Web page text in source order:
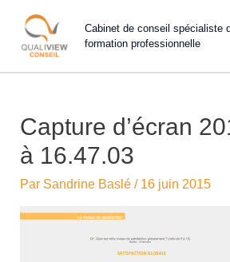
Cabinet de conseil spécialiste
formation professionnelle
Capture d’écran
à 16.47.03
Par Sandrine Baslé / 16 juin 2015